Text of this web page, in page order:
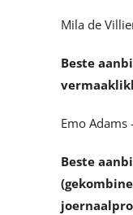
Mila de
Beste
Emo Adams
Beste